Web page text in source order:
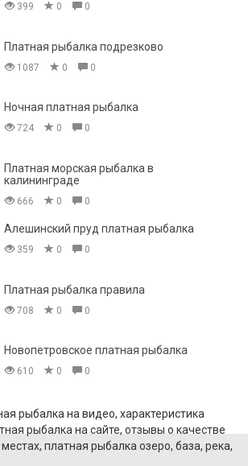
399 0 0
Платная рыбалка подрезково
1087 0 0
Ночная платная рыбалка
724 0 0
Платная морская рыбалка в
калининграде
666 0 0
Алешинский пруд платная рыбалка
359 0 0
Платная рыбалка правила
708 0 0
Новопетровское платная рыбалка
610 0 0
рыбалка на видео, характеристика
рыбалка на сайте, отзывы о качестве
платная рыбалка озеро, база, река,